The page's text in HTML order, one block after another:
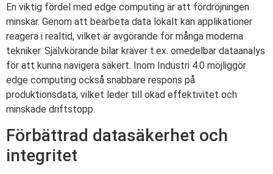
En viktig fördel med edge computing är att fördröjningen
minskar. Genom att bearbeta data lokalt kan applikationer
reagera i realtid, vilket är avgörande för många moderna
tekniker. Självkörande bilar kräver t.ex. omedelbar dataanalys
för att kunna navigera säkert. Inom Industri 4.0 möjliggör
edge computing också snabbare respons på
produktionsdata, vilket leder till ökad effektivitet och
minskade driftstopp.
Förbättrad datasäkerhet och
integritet